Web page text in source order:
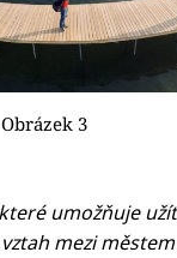
3
umožňuje
mezi